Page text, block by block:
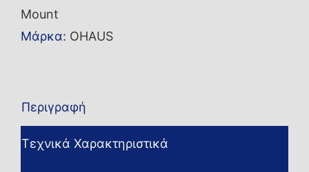
Mount
Μάρκα: OHAUS
Περιγραφή
Τεχνικά Χαρακτηριστικά